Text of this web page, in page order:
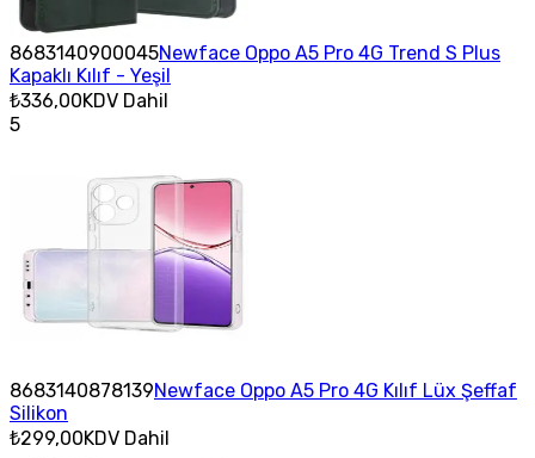
8683140900045Newface Oppo A5 Pro 4G Trend S Plus
Kapaklı Kılıf - Yeşil
₺336,00KDV Dahil
5
8683140878139Newface Oppo A5 Pro 4G Kılıf Lüx Şeffaf
Silikon
₺299,00KDV Dahil